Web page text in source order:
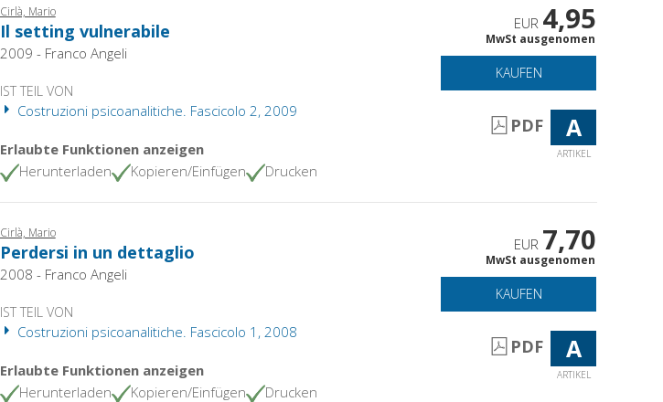
Cirlà, Mario
Il setting vulnerabile
2009 - Franco Angeli
IST TEIL VON
Costruzioni psicoanalitiche. Fascicolo 2, 2009
Erlaubte Funktionen anzeigen
Herunterladen
Kopieren/Einfügen Drucken
EUR 4,95
MwSt ausgenomen
KAUFEN
PDF A
ARTIKEL
Cirlà, Mario
Perdersi in un dettaglio
2008 - Franco Angeli
IST TEIL VON
Costruzioni psicoanalitiche. Fascicolo 1, 2008
Erlaubte Funktionen anzeigen
Herunterladen
Kopieren/Einfügen Drucken
EUR 7,70
MwSt ausgenomen
KAUFEN
PDF A
ARTIKEL